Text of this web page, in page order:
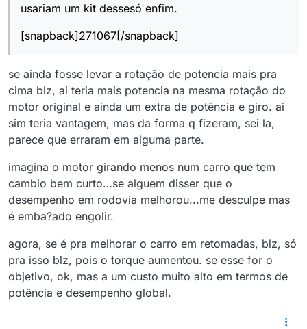
usariam um kit dessesó enfim.
[snapback]271067[/snapback]
se ainda fosse levar a rotação de potencia mais pra
cima blz, ai teria mais potencia na mesma rotação do
motor original e ainda um extra de potência e giro. ai
sim teria vantagem, mas da forma q fizeram, sei la,
parece que erraram em alguma parte.
imagina o motor girando menos num carro que tem
cambio bem curto…se alguem disser que o
desempenho em rodovia melhorou...me desculpe mas
é emba?ado engolir.
agora, se é pra melhorar o carro em retomadas, blz, só
pra isso blz, pois o torque aumentou. se esse for o
objetivo, ok, mas a um custo muito alto em termos de
potência e desempenho global.